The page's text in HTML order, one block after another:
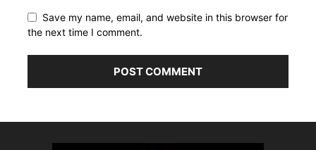
Save my name, email, and website in this browser for
the next time I comment.